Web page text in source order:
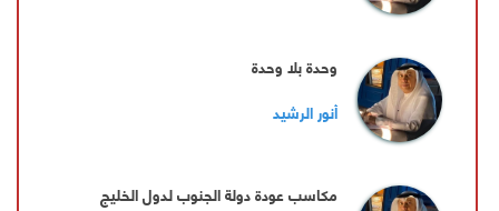
وحدة بلا وحدة
أنور الرشيد
مكاسب عودة دولة الجنوب لدول الخليج